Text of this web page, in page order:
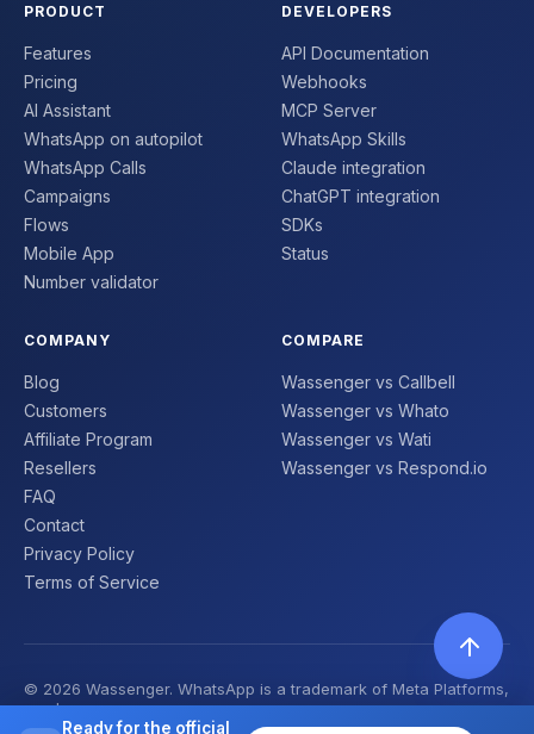
Ready for the official
PRODUCT
Features
Pricing
AI Assistant
WhatsApp on autopilot
WhatsApp Calls
Campaigns
Flows
Mobile App
Number validator
DEVELOPERS
API Documentation
Webhooks
MCP Server
WhatsApp Skills
Claude integration
ChatGPT integration
SDKs
Status
COMPANY
Blog
Customers
Affiliate Program
Resellers
FAQ
Contact
Privacy Policy
Terms of Service
COMPARE
Wassenger vs Callbell
Wassenger vs Whato
Wassenger vs Wati
Wassenger vs Respond.io
© 2026 Wassenger. WhatsApp is a trademark of Meta Platforms,
Inc. | Made with ❤️